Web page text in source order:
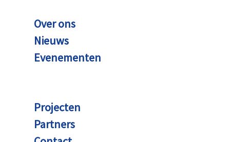
Over ons
Nieuws
Evenementen
Projecten
Partners